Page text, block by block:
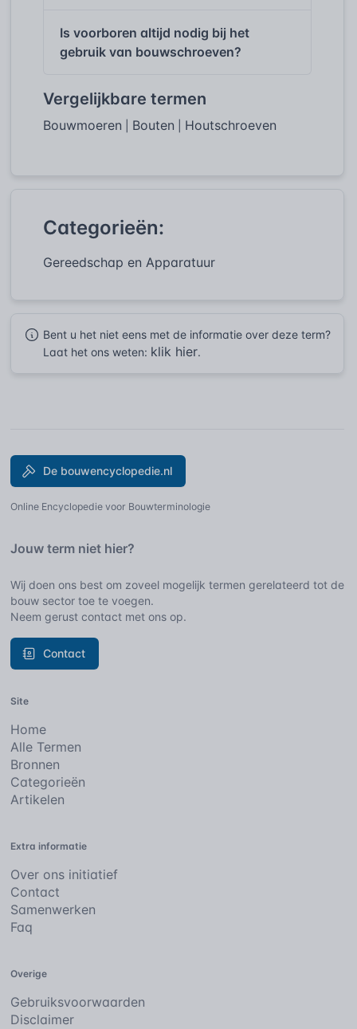
Is voorboren altijd nodig bij het
gebruik van bouwschroeven?
Vergelijkbare termen
Bouwmoeren Bouten Houtschroeven
Categorieën:
Gereedschap en Apparatuur
Bent u het niet eens met de informatie over deze term?
Laat het ons weten: klik hier.
De bouwencyclopedie.nl
Online Encyclopedie voor Bouwterminologie
Jouw term niet hier?
Wij doen ons best om zoveel mogelijk termen gerelateerd tot de
bouw sector toe te voegen.
Neem gerust contact met ons op.
Contact
Site
Home
Alle Termen
Bronnen
Categorieën
Artikelen
Extra informatie
Over ons initiatief
Contact
Samenwerken
Faq
Overige
Gebruiksvoorwaarden
Disclaimer